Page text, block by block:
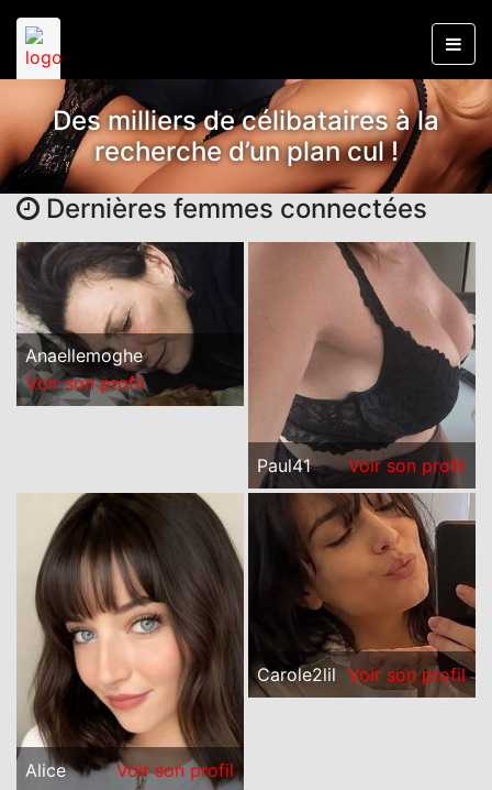
Des milliers de célibataires à la
recherche d’un plan cul !
Dernières femmes connectées
Anaellemoghe
Voir son profil
Paul41 Voir son profil
Alice Voir son profil
Carole2lil Voir son profil